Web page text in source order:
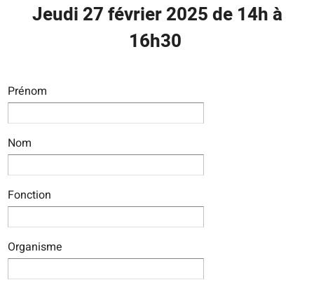
Jeudi 27 février 2025 de 14h à
16h30
Prénom
Nom
Fonction
Organisme